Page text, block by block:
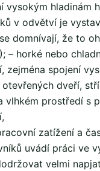
vysokým hladinám
v odvětví je
domnívají, že to
– horké nebo
zejména spojení
otevřených dveří,
vlhkém prostředí s
zatížení a
uvádí práci ve
velmi